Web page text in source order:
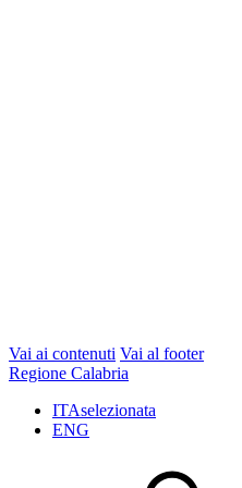
Vai ai contenuti Vai al footer
Regione Calabria
ITAselezionata
ENG